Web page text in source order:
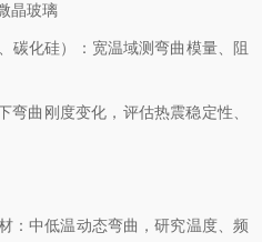
晶玻璃
碳化硅）：宽温域测弯曲模量、阻
曲刚度变化，评估热震稳定性、
：中低温动态弯曲，研究温度、频